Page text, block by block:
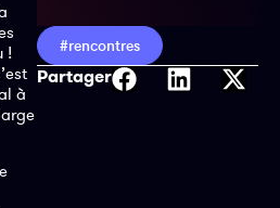
!
à
#rencontres
Partager